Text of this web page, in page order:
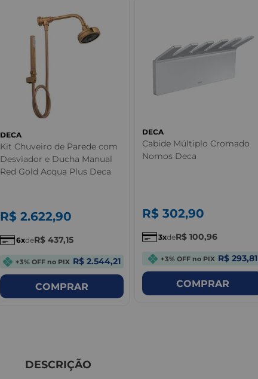
DECA
Kit Chuveiro de Parede com
Desviador e Ducha Manual
Red Gold Acqua Plus Deca
R$ 2.622,90
6 deR$ 437,15
+3% OFF no PIX R$ 2.544,21
COMPRAR
DECA
Cabide Múltiplo Cromado
Nomos Deca
R$ 302,90
3 deR$ 100,96
+3% OFF no PIX R$ 293,81
COMPRAR
DESCRIÇÃO